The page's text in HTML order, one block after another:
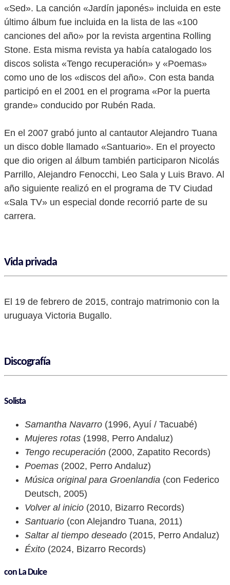
«Sed». La canción «Jardín japonés» incluida en este
último álbum fue incluida en la lista de las «100
canciones del año» por la revista argentina Rolling
Stone. Esta misma revista ya había catalogado los
discos solista «Tengo recuperación» y «Poemas»
como uno de los «discos del año». Con esta banda
participó en el 2001 en el programa «Por la puerta
grande» conducido por Rubén Rada.
En el 2007 grabó junto al cantautor Alejandro Tuana
un disco doble llamado «Santuario». En el proyecto
que dio origen al álbum también participaron Nicolás
Parrillo, Alejandro Fenocchi, Leo Sala y Luis Bravo. Al
año siguiente realizó en el programa de TV Ciudad
«Sala TV» un especial donde recorrió parte de su
carrera.
Vida privada
El 19 de febrero de 2015, contrajo matrimonio con la
uruguaya Victoria Bugallo.
Discografía
Solista
Samantha Navarro (1996, Ayuí / Tacuabé)
Mujeres rotas (1998, Perro Andaluz)
Tengo recuperación (2000, Zapatito Records)
Poemas (2002, Perro Andaluz)
Música original para Groenlandia (con Federico
Deutsch, 2005)
Volver al inicio (2010, Bizarro Records)
Santuario (con Alejandro Tuana, 2011)
Saltar al tiempo deseado (2015, Perro Andaluz)
Éxito (2024, Bizarro Records)
con La Dulce